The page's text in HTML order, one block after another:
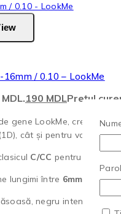
16mm / 0.10 – LookMe
190 MDLPrețul
gene LookMe, create
cât și pentru volume
C/CC pentru un
lungimi între 6mm și 16mm
negru intens și